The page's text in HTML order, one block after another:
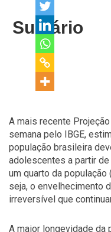
Sumário
A mais recente
semana pelo IBGE,
população brasileira
adolescentes a partir
um quarto da população
seja, o envelhecimento
irreversível que
A maior longevidade da